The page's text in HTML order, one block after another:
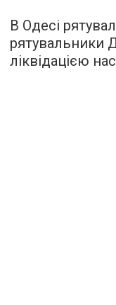
В Одесі
ліквідацією